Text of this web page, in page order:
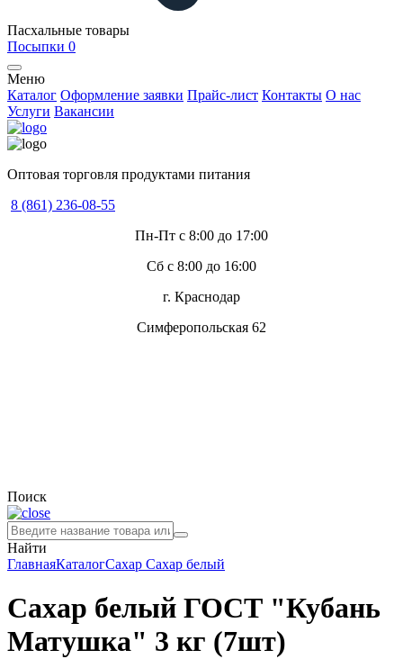
Пасхальные товары
Посыпки 0
Меню
Каталог Оформление заявки Прайс-лист Контакты О нас
Услуги Вакансии
Оптовая торговля продуктами питания
8 (861) 236-08-55
Пн-Пт с 8:00 до 17:00
Сб с 8:00 до 16:00
г. Краснодар
Симферопольская 62
Поиск
Найти
ГлавнаяКаталогСахар Сахар белый
Сахар белый ГОСТ "Кубань
Матушка" 3 кг (7шт)